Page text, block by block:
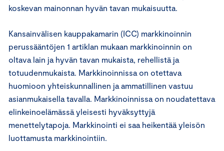
koskevan mainonnan hyvän tavan mukaisuutta.
Kansainvälisen kauppakamarin (ICC) markkinoinnin
perussääntöjen 1 artiklan mukaan markkinoinnin on
oltava lain ja hyvän tavan mukaista, rehellistä ja
totuudenmukaista. Markkinoinnissa on otettava
huomioon yhteiskunnallinen ja ammatillinen vastuu
asianmukaisella tavalla. Markkinoinnissa on noudatettava
elinkeinoelämässä yleisesti hyväksyttyjä
menettelytapoja. Markkinointi ei saa heikentää yleisön
luottamusta markkinointiin.